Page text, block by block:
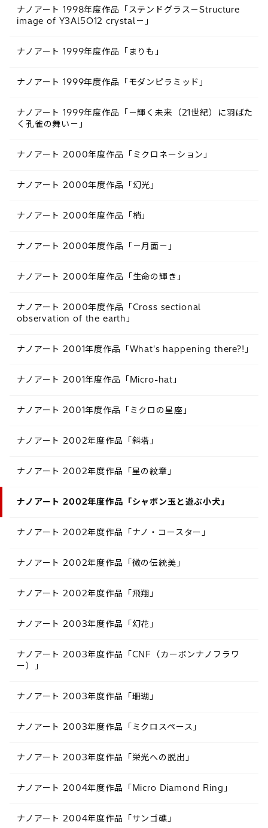
ナノアート 1998年度作品「ステンドグラス－Structure
image of Y3Al5O12 crystal－」
ナノアート 1999年度作品「まりも」
ナノアート 1999年度作品「モダンピラミッド」
ナノアート 1999年度作品「－輝く未来（21世紀）に羽ばた
く孔雀の舞い－」
ナノアート 2000年度作品「ミクロネーション」
ナノアート 2000年度作品「幻光」
ナノアート 2000年度作品「梢」
ナノアート 2000年度作品「－月面－」
ナノアート 2000年度作品「生命の輝き」
ナノアート 2000年度作品「Cross sectional
observation of the earth」
ナノアート 2001年度作品「What's happening there?!」
ナノアート 2001年度作品「Micro-hat」
ナノアート 2001年度作品「ミクロの星座」
ナノアート 2002年度作品「斜塔」
ナノアート 2002年度作品「星の紋章」
ナノアート 2002年度作品「シャボン玉と遊ぶ小犬」
ナノアート 2002年度作品「ナノ・コースター」
ナノアート 2002年度作品「微の伝統美」
ナノアート 2002年度作品「飛翔」
ナノアート 2003年度作品「幻花」
ナノアート 2003年度作品「CNF（カーボンナノフラワ
ー）」
ナノアート 2003年度作品「珊瑚」
ナノアート 2003年度作品「ミクロスペース」
ナノアート 2003年度作品「栄光への脱出」
ナノアート 2004年度作品「Micro Diamond Ring」
ナノアート 2004年度作品「サンゴ礁」